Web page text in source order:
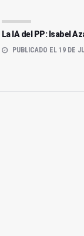
La IA del PP: Isabel
PUBLICADO EL 19 DE